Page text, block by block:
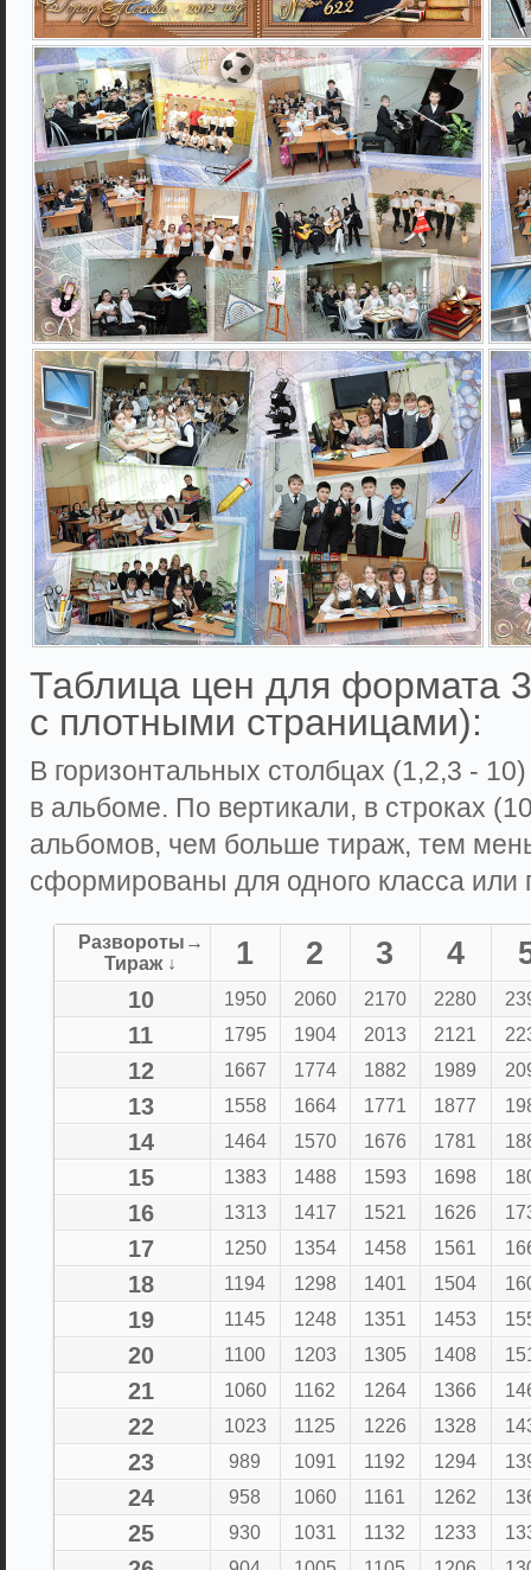
Таблица цен для формата
с плотными страницами):
В горизонтальных столбцах (1,2,3 -
в альбоме. По вертикали, в строках
альбомов, чем больше тираж, тем
сформированы для одного класса или
Развороты→
Тираж ↓
1 2 3 4
10 1950 2060 2170 2280
11 1795 1904 2013 2121
12 1667 1774 1882 1989
13 1558 1664 1771 1877
14 1464 1570 1676 1781
15 1383 1488 1593 1698
16 1313 1417 1521 1626
17 1250 1354 1458 1561
18 1194 1298 1401 1504
19 1145 1248 1351 1453
20 1100 1203 1305 1408
21 1060 1162 1264 1366
22 1023 1125 1226 1328
23 989 1091 1192 1294
24 958 1060 1161 1262
25 930 1031 1132 1233